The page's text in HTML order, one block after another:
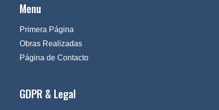
Menu
Primera Página
Obras Realizadas
Página de Contacto
GDPR & Legal